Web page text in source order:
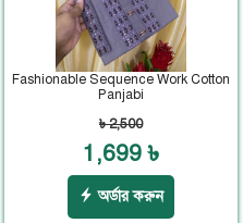
Fashionable Sequence Work Cotton
Panjabi
৳ 2,500
1,699 ৳
অর্ডার করুন